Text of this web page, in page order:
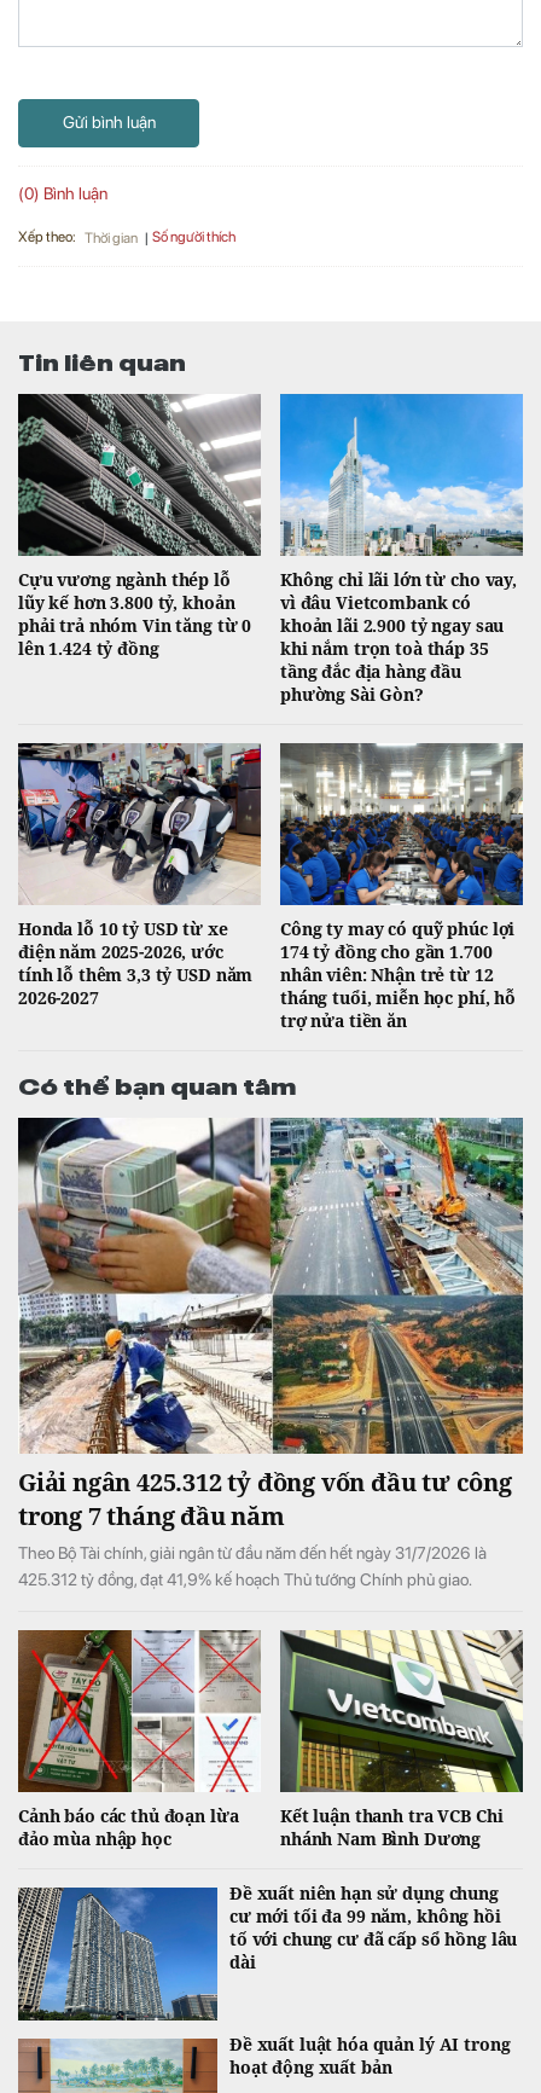
Gửi bình luận
(0) Bình luận
Xếp theo: Thời gian Số người thích
Tin liên quan
Cựu vương ngành thép lỗ
lũy kế hơn 3.800 tỷ, khoản
phải trả nhóm Vin tăng từ 0
lên 1.424 tỷ đồng
Không chỉ lãi lớn từ cho vay,
vì đâu Vietcombank có
khoản lãi 2.900 tỷ ngay sau
khi nắm trọn toà tháp 35
tầng đắc địa hàng đầu
phường Sài Gòn?
Honda lỗ 10 tỷ USD từ xe
điện năm 2025-2026, ước
tính lỗ thêm 3,3 tỷ USD năm
2026-2027
Công ty may có quỹ phúc lợi
174 tỷ đồng cho gần 1.700
nhân viên: Nhận trẻ từ 12
tháng tuổi, miễn học phí, hỗ
trợ nửa tiền ăn
Có thể bạn quan tâm
Giải ngân 425.312 tỷ đồng vốn đầu tư công
trong 7 tháng đầu năm
Theo Bộ Tài chính, giải ngân từ đầu năm đến hết ngày 31/7/2026 là
425.312 tỷ đồng, đạt 41,9% kế hoạch Thủ tướng Chính phủ giao.
Cảnh báo các thủ đoạn lừa
đảo mùa nhập học
Kết luận thanh tra VCB Chi
nhánh Nam Bình Dương
Đề xuất niên hạn sử dụng chung
cư mới tối đa 99 năm, không hồi
tố với chung cư đã cấp sổ hồng lâu
dài
Đề xuất luật hóa quản lý AI trong
hoạt động xuất bản